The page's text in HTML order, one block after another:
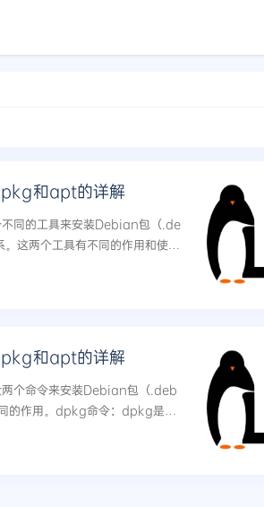
和apt的详解
同的工具来安装Debian包（.de
这两个工具有不同的作用和使用
和apt的详解
个命令来安装Debian包（.deb
的作用。dpkg命令：dpkg是De